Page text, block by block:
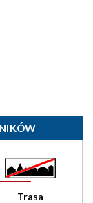
Trasa